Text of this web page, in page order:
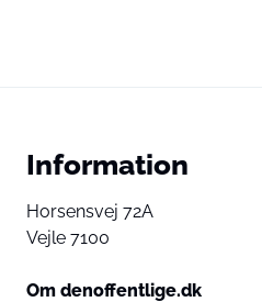
Information
Horsensvej 72A
Vejle 7100
Om denoffentlige.dk